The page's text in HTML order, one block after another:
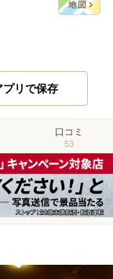
プリで保存
口コミ
53